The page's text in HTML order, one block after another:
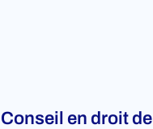
Conseil en droit de